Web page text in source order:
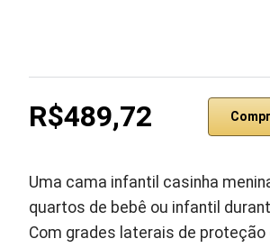
R$489,72
Uma cama infantil casinha
quartos de bebê ou infantil
Com grades laterais de proteção